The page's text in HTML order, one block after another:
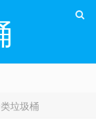
垃圾桶